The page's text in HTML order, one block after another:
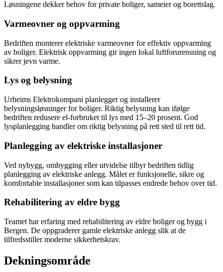
Løsningene dekker behov for private boliger, sameier og borettslag.
Varmeovner og oppvarming
Bedriften monterer elektriske varmeovner for effektiv oppvarming
av boliger. Elektrisk oppvarming gir ingen lokal luftforurensning og
sikrer jevn varme.
Lys og belysning
Urheims Elektrokompani planlegger og installerer
belysningsløsninger for boliger. Riktig belysning kan ifølge
bedriften redusere el-forbruket til lys med 15–20 prosent. God
lysplanlegging handler om riktig belysning på rett sted til rett tid.
Planlegging av elektriske installasjoner
Ved nybygg, ombygging eller utvidelse tilbyr bedriften tidlig
planlegging av elektriske anlegg. Målet er funksjonelle, sikre og
komfortable installasjoner som kan tilpasses endrede behov over tid.
Rehabilitering av eldre bygg
Teamet har erfaring med rehabilitering av eldre boliger og bygg i
Bergen. De oppgraderer gamle elektriske anlegg slik at de
tilfredsstiller moderne sikkerhetskrav.
Dekningsområde